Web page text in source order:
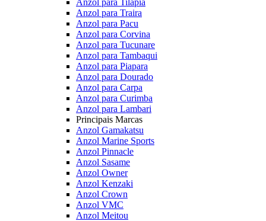
Anzol para Tilapia
Anzol para Traira
Anzol para Pacu
Anzol para Corvina
Anzol para Tucunare
Anzol para Tambaqui
Anzol para Piapara
Anzol para Dourado
Anzol para Carpa
Anzol para Curimba
Anzol para Lambari
Principais Marcas
Anzol Gamakatsu
Anzol Marine Sports
Anzol Pinnacle
Anzol Sasame
Anzol Owner
Anzol Kenzaki
Anzol Crown
Anzol VMC
Anzol Meitou